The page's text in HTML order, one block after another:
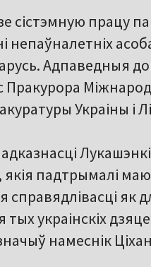
сістэмную працу
Адпаведныя
Украіны і
падтрымалі
як
украінскіх
намеснік